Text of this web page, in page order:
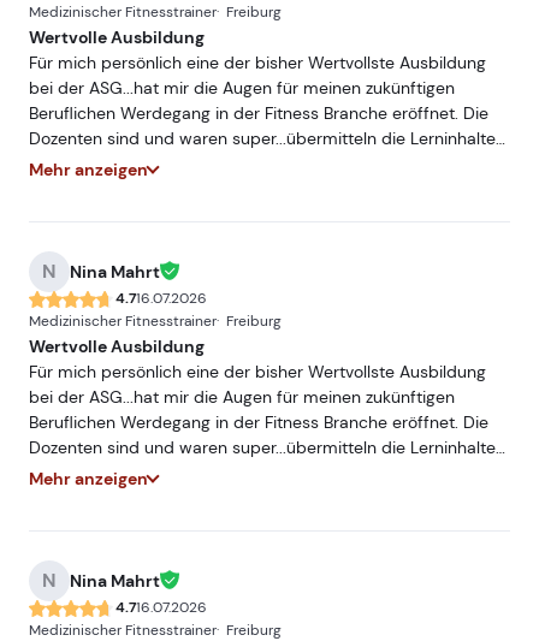
Medizinischer Fitnesstrainer Freiburg
Wertvolle Ausbildung
Für mich persönlich eine der bisher Wertvollste Ausbildung
bei der ASG...hat mir die Augen für meinen zukünftigen
Beruflichen Werdegang in der Fitness Branche eröffnet. Die
Dozenten sind und waren super...übermitteln die Lerninhalte
sehr Praxisnah und mit hohem Fachwissen...würde und werde
Mehr anzeigen
N Nina Mahrt
4.716.07.2026
Medizinischer Fitnesstrainer Freiburg
Wertvolle Ausbildung
Für mich persönlich eine der bisher Wertvollste Ausbildung
bei der ASG...hat mir die Augen für meinen zukünftigen
Beruflichen Werdegang in der Fitness Branche eröffnet. Die
Dozenten sind und waren super...übermitteln die Lerninhalte
sehr Praxisnah und mit hohem Fachwissen...würde und werde
Mehr anzeigen
N Nina Mahrt
4.716.07.2026
Medizinischer Fitnesstrainer Freiburg